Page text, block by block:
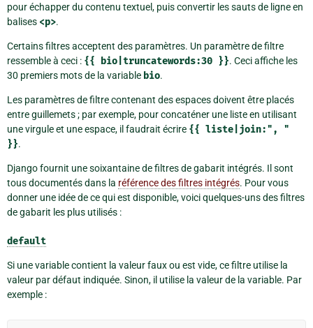
pour échapper du contenu textuel, puis convertir les sauts de ligne en
balises <p>.
Certains filtres acceptent des paramètres. Un paramètre de filtre
ressemble à ceci : {{ bio|truncatewords:30 }}. Ceci affiche les
30 premiers mots de la variable bio.
Les paramètres de filtre contenant des espaces doivent être placés
entre guillemets ; par exemple, pour concaténer une liste en utilisant
une virgule et une espace, il faudrait écrire {{ liste|join:",
"
}}.
Django fournit une soixantaine de filtres de gabarit intégrés. Il sont
tous documentés dans la référence des filtres intégrés. Pour vous
donner une idée de ce qui est disponible, voici quelques-uns des filtres
de gabarit les plus utilisés :
default
Si une variable contient la valeur faux ou est vide, ce filtre utilise la
valeur par défaut indiquée. Sinon, il utilise la valeur de la variable. Par
exemple :